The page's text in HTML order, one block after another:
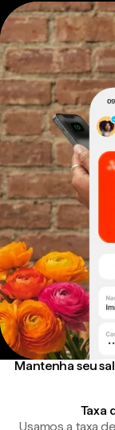
Mantenha seu
Taxa
Usamos a taxa